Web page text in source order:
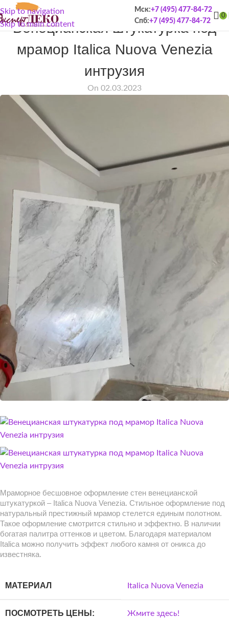
Skip to navigation
Skip to main content
Мск:+7 (495) 477-84-72
Спб:+7 (495) 477-84-72
0
ПОРТФОЛИО
Венецианская штукатурка под
мрамор Italica Nuova Venezia
интрузия
On 02.03.2023
Мраморное бесшовное оформление стен венецианской
штукатуркой – Italica Nuova Venezia. Стильное оформление под
натуральный престижный мрамор стелется единым полотном.
Такое оформление смотрится стильно и эффектно. В наличии
богатая палитра оттенков и цветом. Благодаря материалом
Italica можно получить эффект любого камня от оникса до
известняка.
МАТЕРИАЛ Italica Nuova Venezia
ПОСМОТРЕТЬ ЦЕНЫ: Жмите здесь!